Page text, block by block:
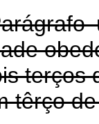
terços
têrço